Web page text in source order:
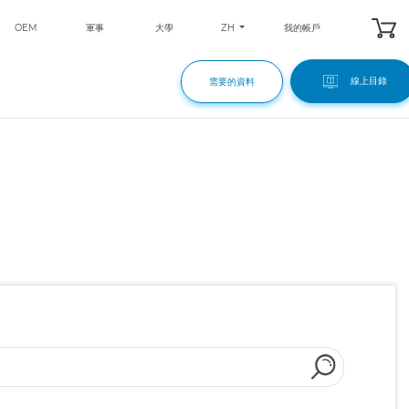
OEM 軍事 大學 ZH 我的帳戶
需要的資料 線上目錄